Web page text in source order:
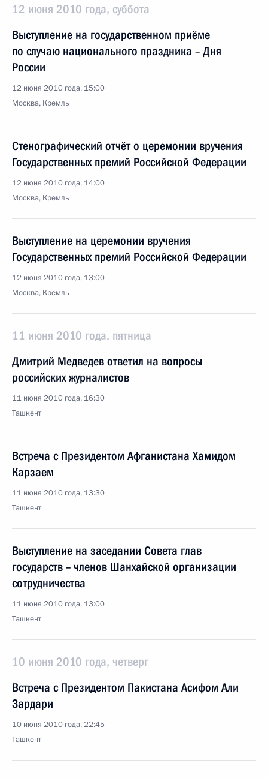
12 июня 2010 года, суббота
Выступление на государственном приёме
по случаю национального праздника – Дня
России
12 июня 2010 года, 15:00
Москва, Кремль
Стенографический отчёт о церемонии вручения
Государственных премий Российской Федерации
12 июня 2010 года, 14:00
Москва, Кремль
Выступление на церемонии вручения
Государственных премий Российской Федерации
12 июня 2010 года, 13:00
Москва, Кремль
11 июня 2010 года, пятница
Дмитрий Медведев ответил на вопросы
российских журналистов
11 июня 2010 года, 16:30
Ташкент
Встреча с Президентом Афганистана Хамидом
Карзаем
11 июня 2010 года, 13:30
Ташкент
Выступление на заседании Совета глав
государств – членов Шанхайской организации
сотрудничества
11 июня 2010 года, 13:00
Ташкент
10 июня 2010 года, четверг
Встреча с Президентом Пакистана Асифом Али
Зардари
10 июня 2010 года, 22:45
Ташкент